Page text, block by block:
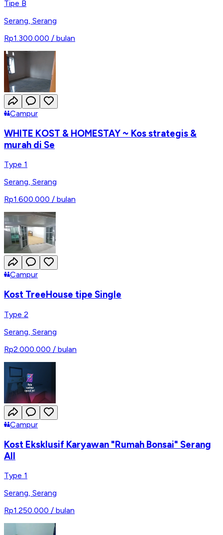
Tipe B
Serang, Serang
Rp1.300.000 / bulan
Campur
WHITE KOST & HOMESTAY ~ Kos strategis &
murah di Se
Type 1
Serang, Serang
Rp1.600.000 / bulan
Campur
Kost TreeHouse tipe Single
Type 2
Serang, Serang
Rp2.000.000 / bulan
Campur
Kost Eksklusif Karyawan "Rumah Bonsai" Serang
All
Type 1
Serang, Serang
Rp1.250.000 / bulan